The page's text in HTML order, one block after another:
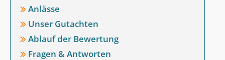
Anlässe
Unser Gutachten
Ablauf der Bewertung
Fragen & Antworten